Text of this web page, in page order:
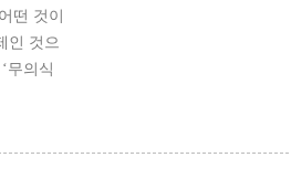
떤 것이
인 것으
무의식